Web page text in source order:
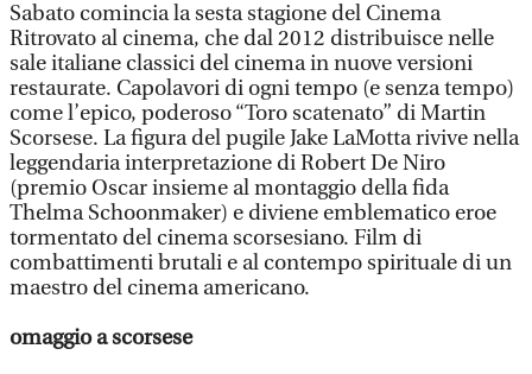
Sabato comincia la sesta stagione del Cinema
Ritrovato al cinema, che dal 2012 distribuisce nelle
sale italiane classici del cinema in nuove versioni
restaurate. Capolavori di ogni tempo (e senza tempo)
come l’epico, poderoso “Toro scatenato” di Martin
Scorsese. La ﬁgura del pugile Jake LaMotta rivive nella
leggendaria interpretazione di Robert De Niro
(premio Oscar insieme al montaggio della ﬁda
Thelma Schoonmaker) e diviene emblematico eroe
tormentato del cinema scorsesiano. Film di
combattimenti brutali e al contempo spirituale di un
maestro del cinema americano.
omaggio a scorsese